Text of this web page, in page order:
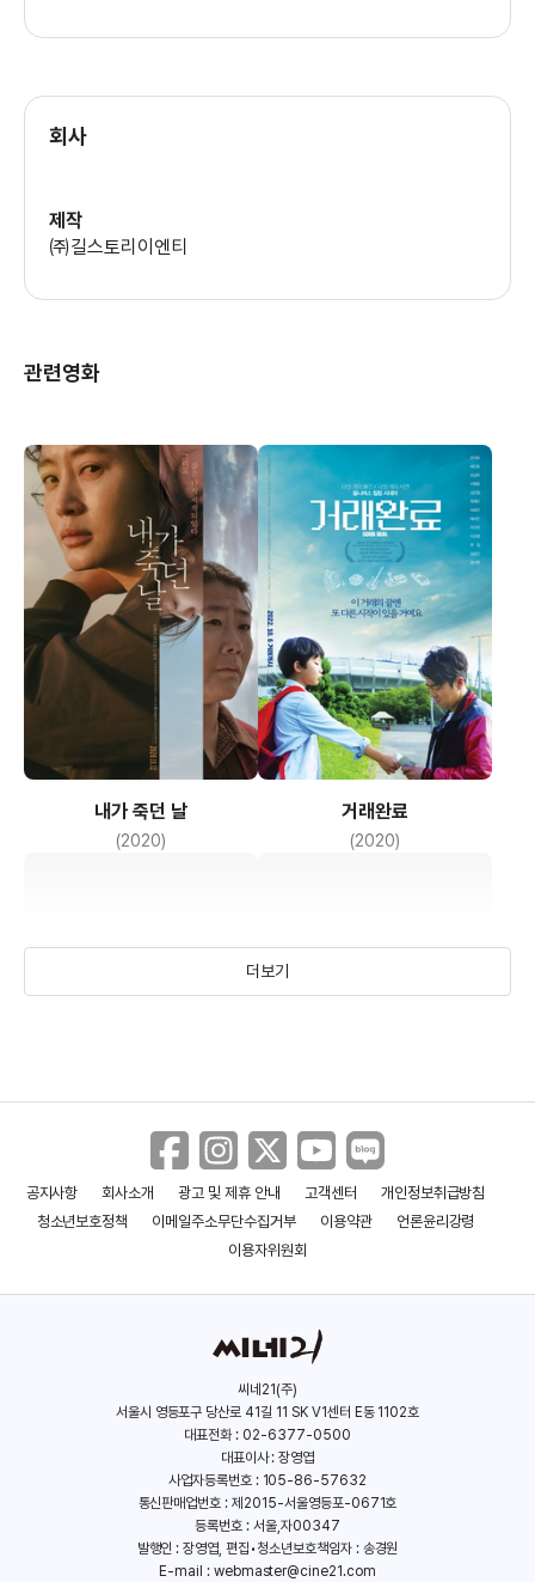
회사
제작
㈜길스토리이엔티
관련영화
내가 죽던 날
(2020)
거래완료
(2020)
졸업 곰이 나에게
더보기
공지사항 회사소개 광고 및 제휴 안내 고객센터
개인정보취급방침
청소년보호정책
이메일주소무단수집거부 이용약관
언론윤리강령
이용자위원회
씨네21(주)
서울시 영등포구 당산로 41길 11 SK V1센터 E동 1102호
대표전화 : 02-6377-0500
대표이사 : 장영엽
사업자등록번호 : 105-86-57632
통신판매업번호 : 제2015-서울영등포-0671호
등록번호 : 서울,자00347
발행인 : 장영엽, 편집•청소년보호책임자 : 송경원
E-mail : webmaster@cine21.com